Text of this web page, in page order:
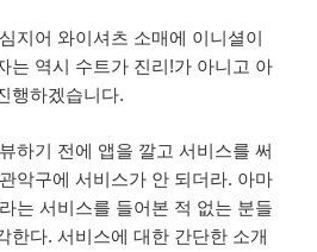
지어 와이셔츠 소매에 이니셜이
는 역시 수트가 진리!가 아니고 아
행하겠습니다.
하기 전에 앱을 깔고 서비스를 써
악구에 서비스가 안 되더라. 아마
라는 서비스를 들어본 적 없는 분들
한다. 서비스에 대한 간단한 소개